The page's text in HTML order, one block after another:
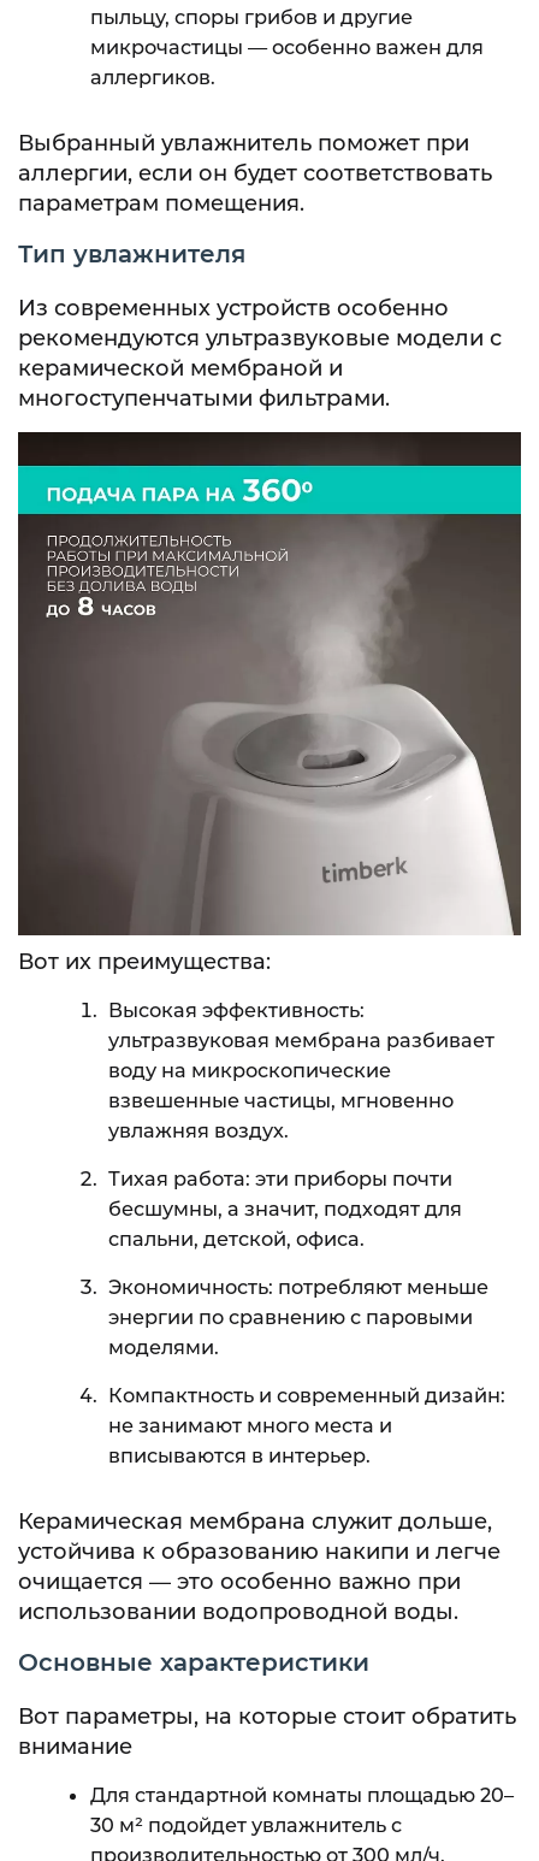
пыльцу, споры грибов и другие
микрочастицы — особенно важен для
аллергиков.
Выбранный увлажнитель поможет при
аллергии, если он будет соответствовать
параметрам помещения.
Тип увлажнителя
Из современных устройств особенно
рекомендуются ультразвуковые модели с
керамической мембраной и
многоступенчатыми фильтрами.
Вот их преимущества:
Высокая эффективность:
ультразвуковая мембрана разбивает
воду на микроскопические
взвешенные частицы, мгновенно
увлажняя воздух.
Тихая работа: эти приборы почти
бесшумны, а значит, подходят для
спальни, детской, офиса.
Экономичность: потребляют меньше
энергии по сравнению с паровыми
моделями.
Компактность и современный дизайн:
не занимают много места и
вписываются в интерьер.
Керамическая мембрана служит дольше,
устойчива к образованию накипи и легче
очищается — это особенно важно при
использовании водопроводной воды.
Основные характеристики
Вот параметры, на которые стоит обратить
внимание
Для стандартной комнаты площадью 20–
30 м² подойдет увлажнитель с
производительностью от 300 мл/ч.